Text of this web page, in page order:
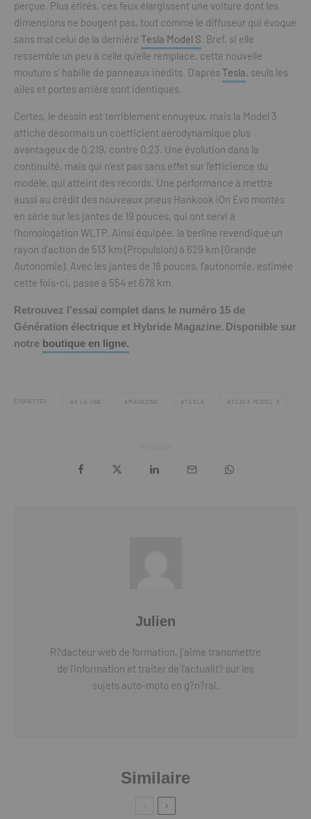
perçue. Plus étirés, ces feux élargissent une voiture dont les
dimensions ne bougent pas, tout comme le diffuseur qui évoque
sans mal celui de la dernière Tesla Model S. Bref, si elle
ressemble un peu à celle qu’elle remplace, cette nouvelle
mouture s’ habille de panneaux inédits. D’après Tesla, seuls les
ailes et portes arrière sont identiques.
Certes, le dessin est terriblement ennuyeux, mais la Model 3
affiche désormais un coefficient aérodynamique plus
avantageux de 0,219, contre 0,23. Une évolution dans la
continuité, mais qui n’est pas sans effet sur l’efficience du
modèle, qui atteint des records. Une performance à mettre
aussi au crédit des nouveaux pneus Hankook iOn Evo montés
en série sur les jantes de 19 pouces, qui ont servi à
l’homologation WLTP. Ainsi équipée, la berline revendique un
rayon d’action de 513 km (Propulsion) à 629 km (Grande
Autonomie). Avec les jantes de 18 pouces, l’autonomie, estimée
cette fois-ci, passe à 554 et 678 km.
Retrouvez l’essai complet dans le numéro 15 de
Génération électrique et Hybride Magazine. Disponible sur
notre boutique en ligne.
ÉTIQUETTES A LA UNE MAGAZINE TESLA TESLA MODEL 3
Julien
R?dacteur web de formation, j'aime transmettre
de l'information et traiter de l'actualit? sur les
sujets auto-moto en g?n?ral.
Similaire